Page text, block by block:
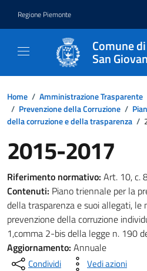
Regione Piemonte
Comune
San
Home / Amministrazione Trasparente
/ Prevenzione della Corruzione /
della corruzione e della trasparenza /
2015-2017
Riferimento normativo: Art. 10, c.
Contenuti: Piano triennale per la
della trasparenza e suoi allegati, le
prevenzione della corruzione
1,comma 2-bis della legge n. 190
Aggiornamento: Annuale
Condividi Vedi azioni